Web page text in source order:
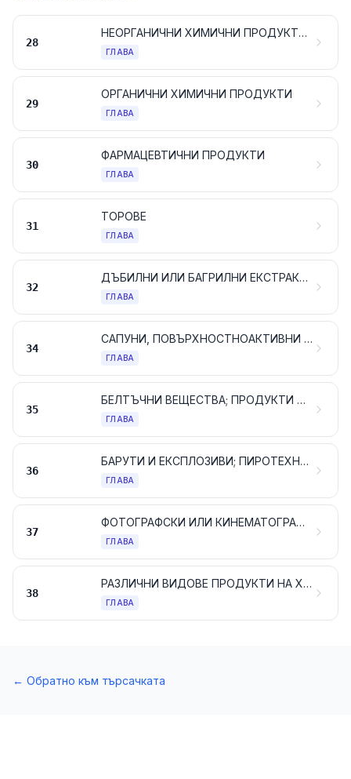
28
НЕОРГАНИЧНИ ХИМИЧНИ ПРОДУКТИ; НЕОРГАНИЧНИ ИЛИ ОРГАНИЧНИ СЪЕДИНЕНИЯ НА БЛАГОРОДНИ МЕТАЛИ, НА РАДИОАКТИВНИ ЕЛЕМЕНТИ, НА РЕДКОЗЕМНИ МЕТАЛИ ИЛИ НА ИЗОТОПИ
ГЛАВА
29
ОРГАНИЧНИ ХИМИЧНИ ПРОДУКТИ
ГЛАВА
30
ФАРМАЦЕВТИЧНИ ПРОДУКТИ
ГЛАВА
31
ТОРОВЕ
ГЛАВА
32
ДЪБИЛНИ ИЛИ БАГРИЛНИ ЕКСТРАКТИ; ТАНИНИ И ТЕХНИТЕ ПРОИЗВОДНИ; ПИГМЕНТИ И ДРУГИ БАГРИЛНИ ВЕЩЕСТВА; БОИ И ЛАКОВЕ; КИТОВЕ; МАСТИЛА
ГЛАВА
34
САПУНИ, ПОВЪРХНОСТНОАКТИВНИ ОРГАНИЧНИ ПРОДУКТИ, ПРЕПАРАТИ ЗА ПРАНЕ, СМАЗОЧНИ ПРЕПАРАТИ, ИЗКУСТВЕНИ ВОСЪЦИ, ВОСЪЧНИ ПРЕПАРАТИ, ПРЕПАРАТИ ЗА ЛЪСКАНЕ ИЛИ ПОЧИСТВАНЕ, СВЕЩИ И ПОДОБНИ АРТИКУЛИ, ПАСТИ ЗА МОДЕЛИРАНЕ, „ЗЪБОЛЕКАРСКИ ВОСЪЦИ“ И СЪСТАВИ ЗА ЗЪБОЛЕКАРСТВОТО НА БАЗАТА НА ГИПС
ГЛАВА
35
БЕЛТЪЧНИ ВЕЩЕСТВА; ПРОДУКТИ НА БАЗАТА НА МОДИФИЦИРАНИ СКОРБЯЛА ИЛИ НИШЕСТЕ; ЛЕПИЛА; ЕНЗИМИ
ГЛАВА
36
БАРУТИ И ЕКСПЛОЗИВИ; ПИРОТЕХНИЧЕСКИ АРТИКУЛИ; КИБРИТИ; ПИРОФОРНИ СПЛАВИ; ВЪЗПЛАМЕНИТЕЛНИ МАТЕРИАЛИ
ГЛАВА
37
ФОТОГРАФСКИ ИЛИ КИНЕМАТОГРАФСКИ ПРОДУКТИ
ГЛАВА
38
РАЗЛИЧНИ ВИДОВЕ ПРОДУКТИ НА ХИМИЧЕСКАТА ПРОМИШЛЕНОСТ
ГЛАВА
← Обратно към търсачката